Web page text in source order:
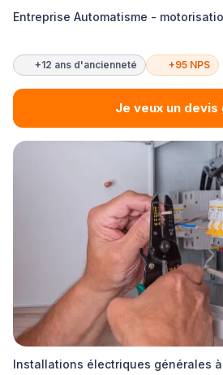
Entreprise Automatisme -
+12 ans d'ancienneté +95 NPS
Je veux un
Installations électriques générales à